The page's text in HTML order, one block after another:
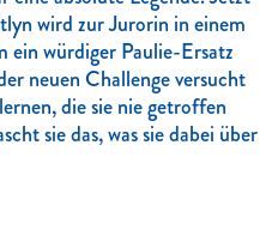
wird zur Jurorin in einem
ein würdiger Paulie-Ersatz
neuen Challenge versucht
die sie nie getroffen
sie das, was sie dabei über